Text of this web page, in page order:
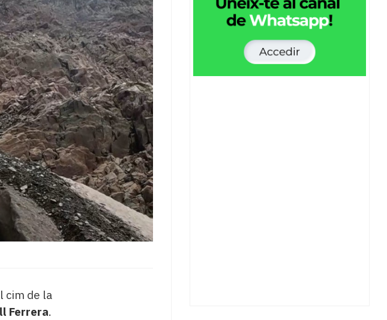
cim de la
Ferrera.